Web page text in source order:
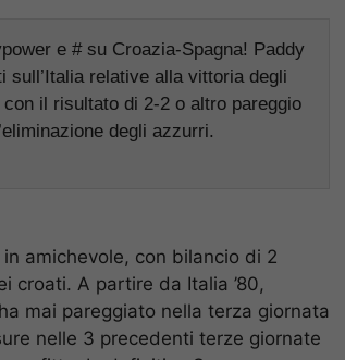
e # su Croazia-Spagna! Paddy
relative alla vittoria degli
il risultato di 2-2 o altro pareggio
degli azzurri.
amichevole, con bilancio di 2
croati. A partire da Italia ’80,
mai pareggiato nella terza giornata
nelle 3 precedenti terze giornate